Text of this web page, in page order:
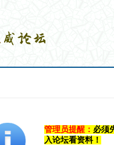
管理员提醒： 必须
入论坛看资料！